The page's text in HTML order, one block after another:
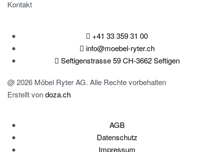
Kontakt
+41 33 359 31 00
info@moebel-ryter.ch
Seftigenstrasse 59 CH-3662 Seftigen
@ 2026 Möbel Ryter AG. Alle Rechte vorbehalten
Erstellt vondoza.ch
AGB
Datenschutz
Impressum